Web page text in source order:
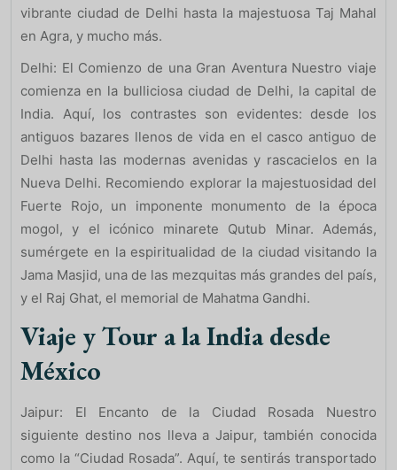
vibrante ciudad de Delhi hasta la majestuosa Taj Mahal
en Agra, y mucho más.
Delhi: El Comienzo de una Gran Aventura Nuestro viaje
comienza en la bulliciosa ciudad de Delhi, la capital de
India. Aquí, los contrastes son evidentes: desde los
antiguos bazares llenos de vida en el casco antiguo de
Delhi hasta las modernas avenidas y rascacielos en la
Nueva Delhi. Recomiendo explorar la majestuosidad del
Fuerte Rojo, un imponente monumento de la época
mogol, y el icónico minarete Qutub Minar. Además,
sumérgete en la espiritualidad de la ciudad visitando la
Jama Masjid, una de las mezquitas más grandes del país,
y el Raj Ghat, el memorial de Mahatma Gandhi.
Viaje y Tour a la India desde
México
Jaipur: El Encanto de la Ciudad Rosada Nuestro
siguiente destino nos lleva a Jaipur, también conocida
como la “Ciudad Rosada”. Aquí, te sentirás transportado